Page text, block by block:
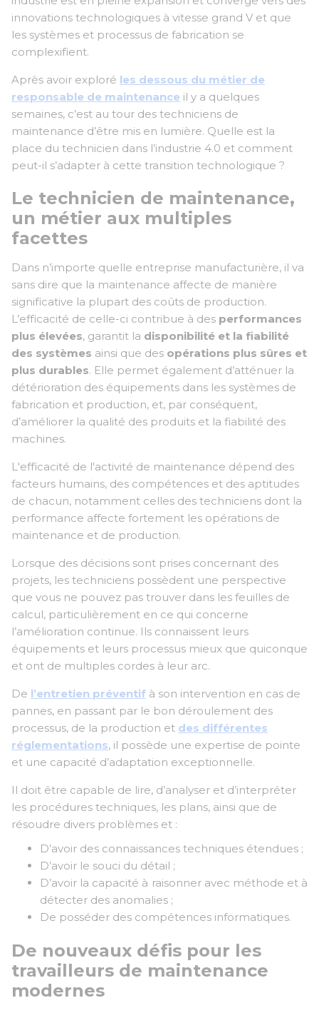
innovations technologiques à vitesse grand V et que
les systèmes et processus de fabrication se
complexifient.
Après avoir exploré les dessous du métier de
responsable de maintenance il y a quelques
semaines, c’est au tour des techniciens de
maintenance d’être mis en lumière. Quelle est la
place du technicien dans l’industrie 4.0 et comment
peut-il s’adapter à cette transition technologique ?
Le technicien de maintenance,
un métier aux multiples
facettes
Dans n’importe quelle entreprise manufacturière, il va
sans dire que la maintenance affecte de manière
significative la plupart des coûts de production.
L’efficacité de celle-ci contribue à des performances
plus élevées, garantit la disponibilité et la fiabilité
des systèmes ainsi que des opérations plus sûres et
plus durables. Elle permet également d’atténuer la
détérioration des équipements dans les systèmes de
fabrication et production, et, par conséquent,
d’améliorer la qualité des produits et la fiabilité des
machines.
L'efficacité de l'activité de maintenance dépend des
facteurs humains, des compétences et des aptitudes
de chacun, notamment celles des techniciens dont la
performance affecte fortement les opérations de
maintenance et de production.
Lorsque des décisions sont prises concernant des
projets, les techniciens possèdent une perspective
que vous ne pouvez pas trouver dans les feuilles de
calcul, particulièrement en ce qui concerne
l’amélioration continue. Ils connaissent leurs
équipements et leurs processus mieux que quiconque
et ont de multiples cordes à leur arc.
De l’entretien préventif à son intervention en cas de
pannes, en passant par le bon déroulement des
processus, de la production et des différentes
réglementations, il possède une expertise de pointe
et une capacité d’adaptation exceptionnelle.
Il doit être capable de lire, d’analyser et d’interpréter
les procédures techniques, les plans, ainsi que de
résoudre divers problèmes et :
D’avoir des connaissances techniques étendues ;
D’avoir le souci du détail ;
D’avoir la capacité à raisonner avec méthode et à
détecter des anomalies ;
De posséder des compétences informatiques.
De nouveaux défis pour les
travailleurs de maintenance
modernes